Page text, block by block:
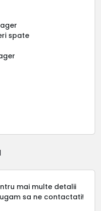
spate
mai multe detalii
sa ne contactati!